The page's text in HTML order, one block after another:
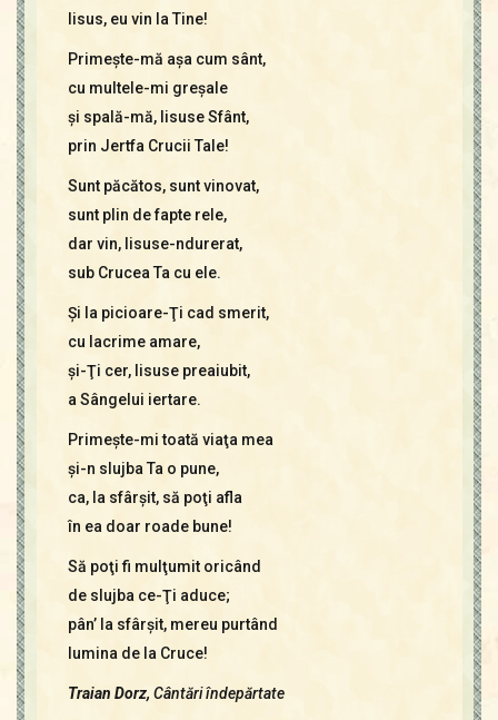
Iisus, eu vin la Tine!
Primeşte-mă aşa cum sânt,
cu multele-mi greşale
şi spală-mă, Iisuse Sfânt,
prin Jertfa Crucii Tale!
Sunt păcătos, sunt vinovat,
sunt plin de fapte rele,
dar vin, Iisuse-ndurerat,
sub Crucea Ta cu ele.
Şi la picioare-Ţi cad smerit,
cu lacrime amare,
şi-Ţi cer, Iisuse preaiubit,
a Sângelui iertare.
Primeşte-mi toată viaţa mea
şi-n slujba Ta o pune,
ca, la sfârşit, să poţi afla
în ea doar roade bune!
Să poţi fi mulţumit oricând
de slujba ce-Ţi aduce;
pân’ la sfârşit, mereu purtând
lumina de la Cruce!
Traian Dorz, Cântări îndepărtate